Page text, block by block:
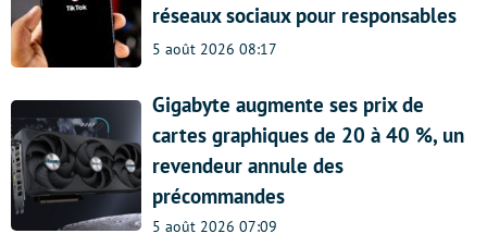
réseaux sociaux pour responsables
5 août 2026 08:17
Gigabyte augmente ses prix de
cartes graphiques de 20 à 40 %, un
revendeur annule des
précommandes
5 août 2026 07:09